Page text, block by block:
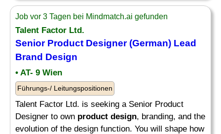
Job vor 3 Tagen bei Mindmatch.ai gefunden
Talent Factor Ltd.
Senior Product Designer (German) Lead
Brand Design
• AT- 9 Wien
Führungs-/ Leitungspositionen
Talent Factor Ltd. is seeking a Senior Product
Designer to own product design, branding, and the
evolution of the design function. You will shape how